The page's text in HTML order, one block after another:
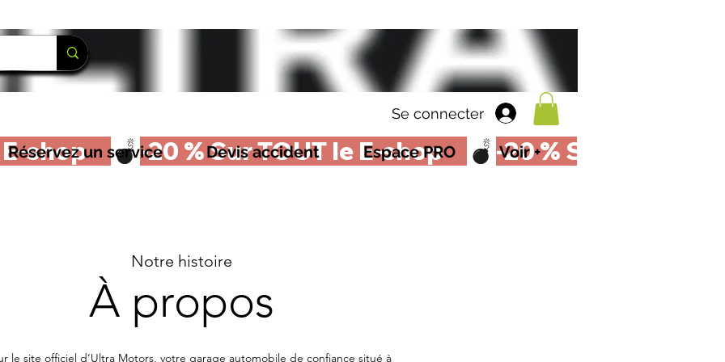
Se connecter
Réservez un service Devis accident Espace PRO Voir +
Notre histoire
À propos
le site officiel d’Ultra Motors, votre garage automobile de confiance situé à
E-shop